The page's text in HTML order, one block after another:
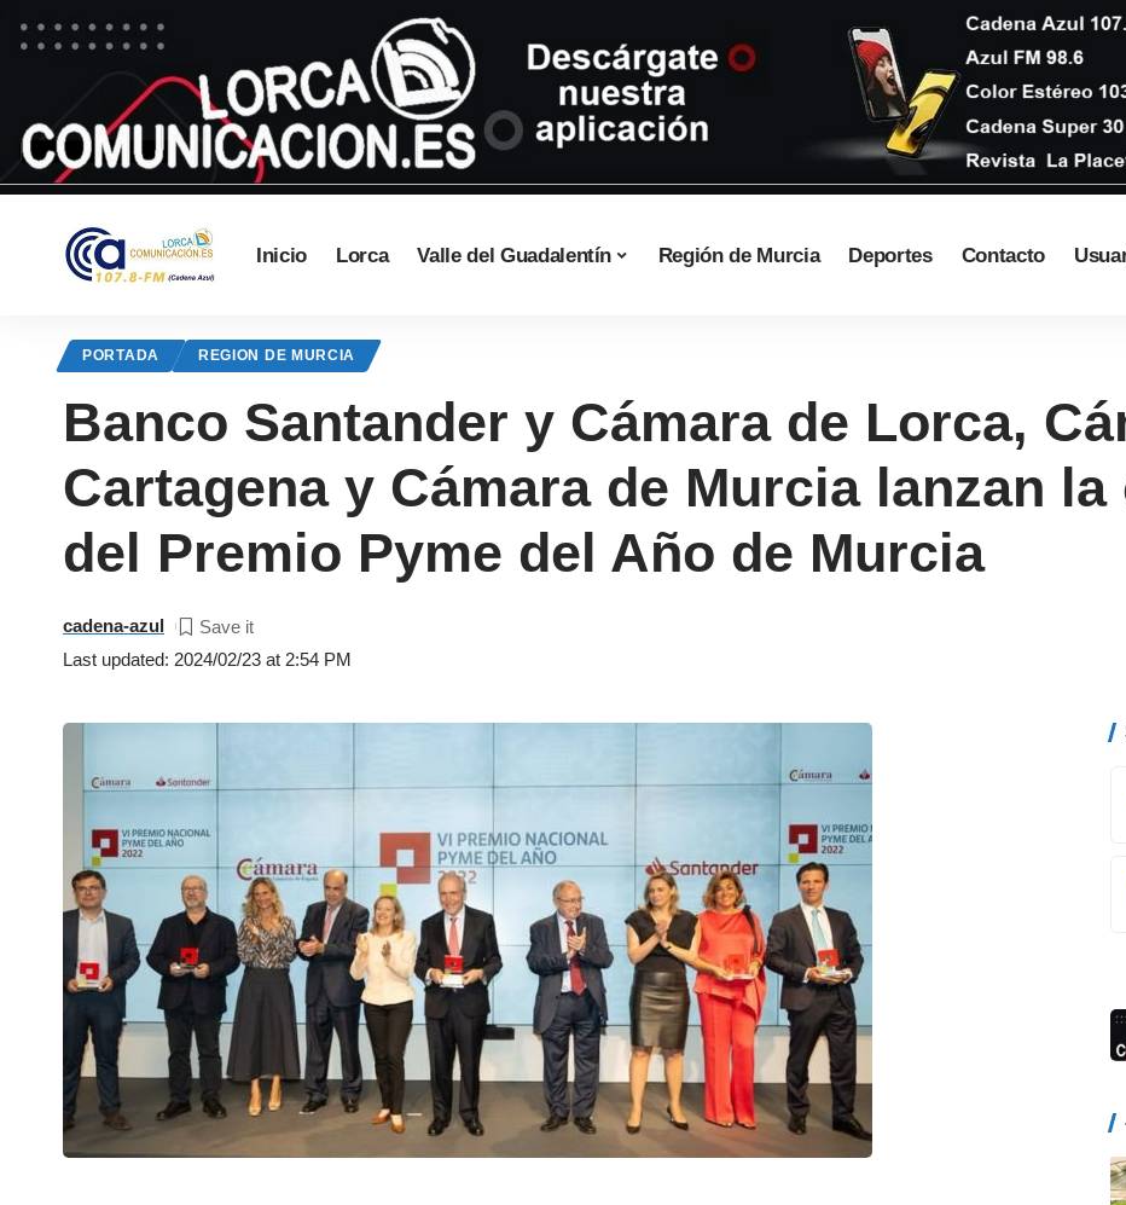
Inicio Lorca Valle del Guadalentín Región de Murcia Deportes Contacto
PORTADA REGION DE MURCIA
Banco Santander y Cámara de Lorca,
Cartagena y Cámara de Murcia lanzan
del Premio Pyme del Año de Murcia
Last updated: 2024/02/23 at 2:54 PM
cadena-azul